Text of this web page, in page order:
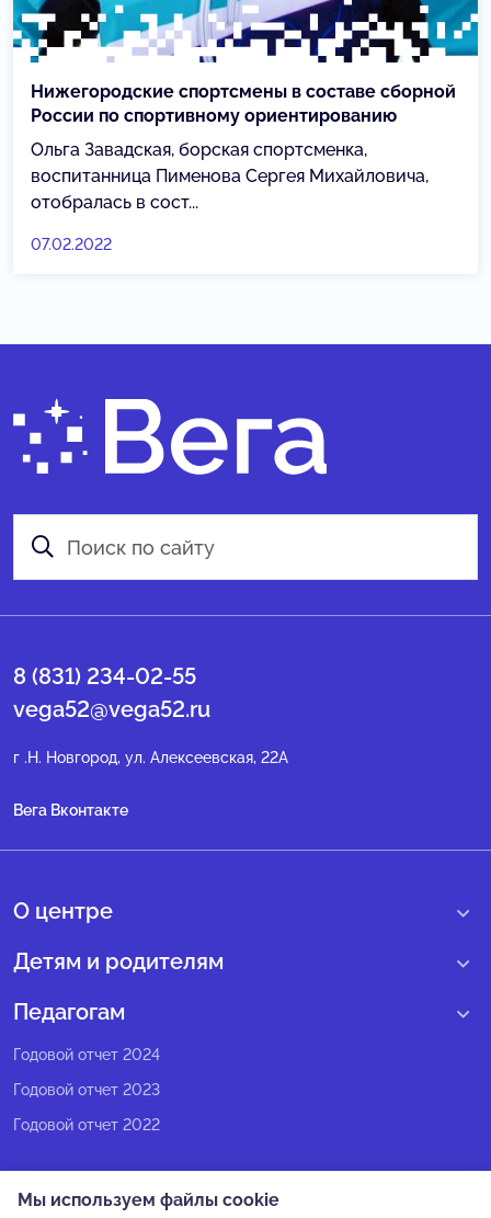
Нижегородские спортсмены в составе сборной
России по спортивному ориентированию
Ольга Завадская, борская спортсменка,
воспитанница Пименова Сергея Михайловича,
отобралась в сост...
07.02.2022
8 (831) 234-02-55
vega52@vega52.ru
г .Н. Новгород, ул. Алексеевская, 22А
Вега Вконтакте
О центре
О нас
Структура регионального центра
Педагогический состав
Попечительский совет
Экспертный совет
СМИ о нас
Детям и родителям
Учебные интенсивные сборы
Педагогам
Программы Веги
Программы Сириус
Методические рекомендации
Годовой отчет 2024
Годовой отчет 2023
Годовой отчет 2022
Мы используем файлы cookie